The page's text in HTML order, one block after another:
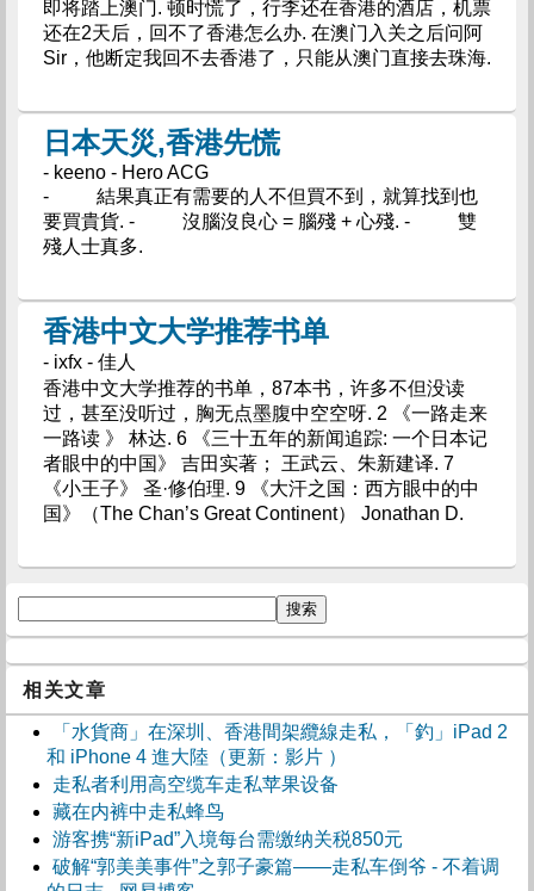
即将踏上澳门. 顿时慌了，行李还在香港的酒店，机票
还在2天后，回不了香港怎么办. 在澳门入关之后问阿
Sir，他断定我回不去香港了，只能从澳门直接去珠海.
日本天災,香港先慌
- keeno - Hero ACG
- 結果真正有需要的人不但買不到，就算找到也
要買貴貨. - 沒腦沒良心 = 腦殘 + 心殘. - 雙
殘人士真多.
香港中文大学推荐书单
- ixfx - 佳人
香港中文大学推荐的书单，87本书，许多不但没读
过，甚至没听过，胸无点墨腹中空空呀. 2 《一路走来
一路读 》 林达. 6 《三十五年的新闻追踪: 一个日本记
者眼中的中国》 吉田实著； 王武云、朱新建译. 7
《小​​王子》 圣·修伯理. 9 《大汗之国：西方眼中的中
国》（The Chan’s Great Continent） Jonathan D.
相关文章
「水貨商」在深圳、香港間架纜線走私，「釣」iPad 2
和 iPhone 4 進大陸（更新：影片 ）
走私者利用高空缆车走私苹果设备
藏在内裤中走私蜂鸟
游客携“新iPad”入境每台需缴纳关税850元
破解“郭美美事件”之郭子豪篇——走私车倒爷 - 不着调